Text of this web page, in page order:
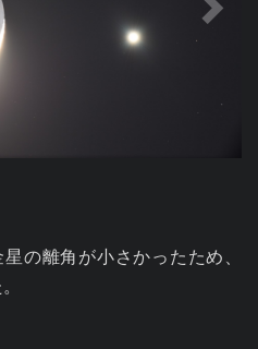
の離角が小さかったため、